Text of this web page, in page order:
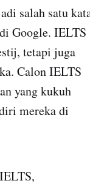
salah satu
Google. IELTS
tetapi juga
Calon IELTS
yang kukuh
mereka di